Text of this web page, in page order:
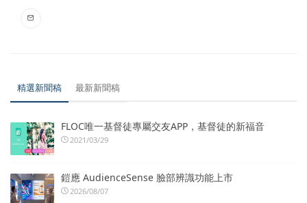
精選新聞稿 最新新聞稿
FLOC唯一基督徒專屬交友APP，基督徒的新福音
2021/03/29
鎧應 AudienceSense 臉部辨識功能上市
2026/08/07